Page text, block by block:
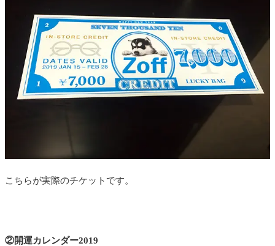
こちらが実際のチケットです。
②開運カレンダー2019